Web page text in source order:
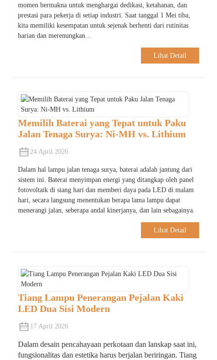
momen bermakna untuk menghargai dedikasi, ketahanan, dan
prestasi para pekerja di setiap industri. Saat tanggal 1 Mei tiba,
kita memiliki kesempatan untuk sejenak berhenti dari rutinitas
harian dan merenungkan...
Lihat Detail
Memilih Baterai yang Tepat untuk Paku
Jalan Tenaga Surya: Ni-MH vs. Lithium
24 April 2026
Dalam hal lampu jalan tenaga surya, baterai adalah jantung dari
sistem ini. Baterai menyimpan energi yang ditangkap oleh panel
fotovoltaik di siang hari dan memberi daya pada LED di malam
hari, secara langsung menentukan berapa lama lampu dapat
menerangi jalan, seberapa andal kinerjanya, dan lain sebagainya.
Lihat Detail
Tiang Lampu Penerangan Pejalan Kaki
LED Dua Sisi Modern
17 April 2026
Dalam desain pencahayaan perkotaan dan lanskap saat ini,
fungsionalitas dan estetika harus berjalan beriringan. Tiang